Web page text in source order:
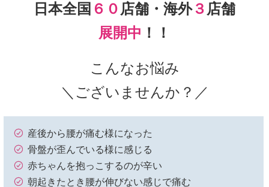
日本全国 ６０ 店舗・海外３ 店舗
展開中 ！！
こんなお悩み
＼ございませんか？／
産後から腰が痛む様になった
骨盤が歪んでいる様に感じる
赤ちゃんを抱っこするのが辛い
朝起きたとき腰が伸びない感じで痛む